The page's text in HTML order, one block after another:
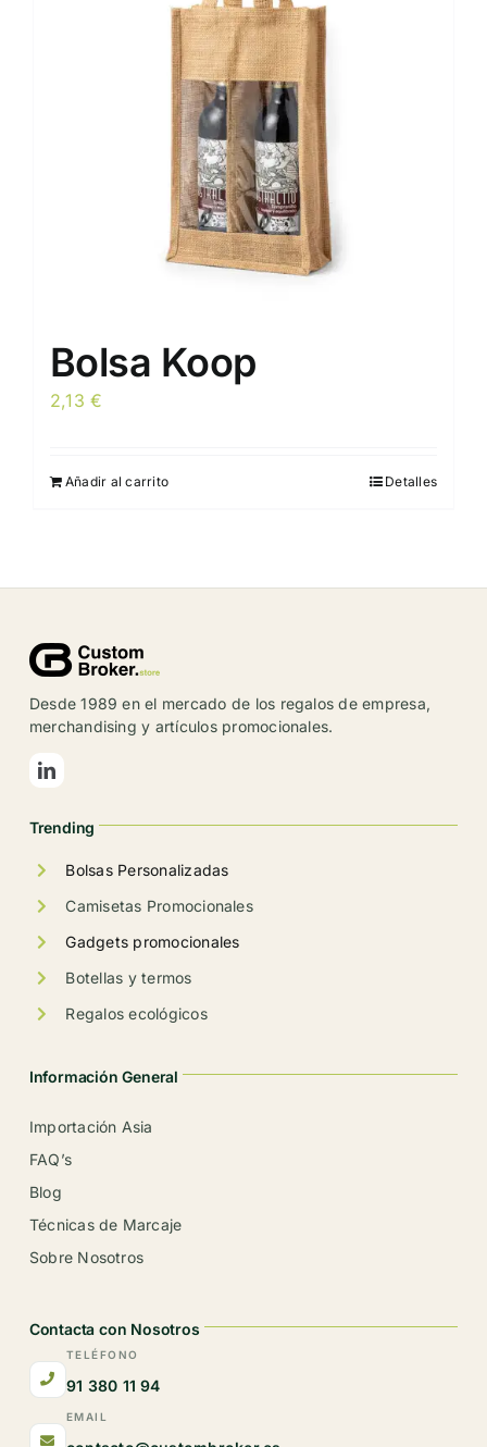
opciones
se
pueden
elegir
en
la
página
de
producto
Bolsa Koop
2,13€
Añadir al carrito Detalles
Desde 1989 en el mercado de los regalos de empresa,
merchandising y artículos promocionales.
Trending
Bolsas Personalizadas
Camisetas Promocionales
Gadgets promocionales
Botellas y termos
Regalos ecológicos
Información General
Importación Asia
FAQ’s
Blog
Técnicas de Marcaje
Sobre Nosotros
Contacta con Nosotros
TELÉFONO
91 380 11 94
EMAIL